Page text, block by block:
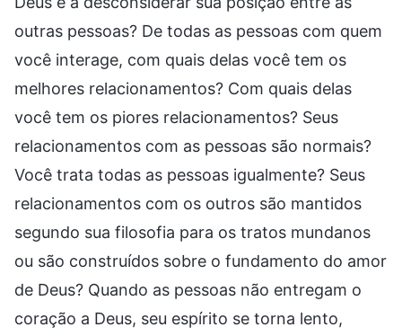
outras pessoas? De todas as pessoas com quem
você interage, com quais delas você tem os
melhores relacionamentos? Com quais delas
você tem os piores relacionamentos? Seus
relacionamentos com as pessoas são normais?
Você trata todas as pessoas igualmente? Seus
relacionamentos com os outros são mantidos
segundo sua filosofia para os tratos mundanos
ou são construídos sobre o fundamento do amor
de Deus? Quando as pessoas não entregam o
coração a Deus, seu espírito se torna lento,